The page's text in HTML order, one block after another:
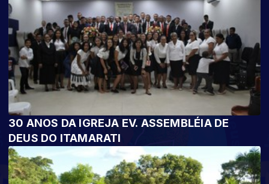
30 ANOS DA IGREJA EV. ASSEMBLÉIA DE
DEUS DO ITAMARATI